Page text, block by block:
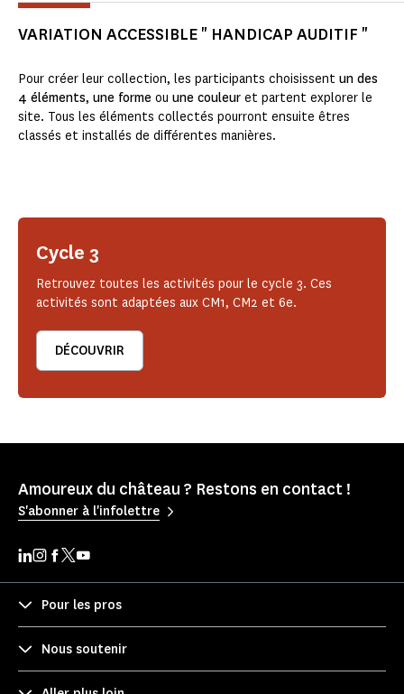
VARIATION ACCESSIBLE " HANDICAP AUDITIF "
Pour créer leur collection, les participants choisissent un des
4 éléments, une forme ou une couleur et partent explorer le
site. Tous les éléments collectés pourront ensuite êtres
classés et installés de différentes manières.
Cycle 3
Retrouvez toutes les activités pour le cycle 3. Ces
activités sont adaptées aux CM1, CM2 et 6e.
DÉCOUVRIR
Amoureux du château ? Restons en contact !
S'abonner à l'infolettre
Pour les pros
Nous soutenir